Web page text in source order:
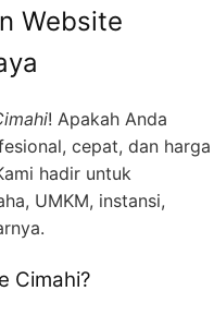
Website
! Apakah Anda
cepat, dan harga
hadir untuk
UMKM, instansi,
Cimahi?